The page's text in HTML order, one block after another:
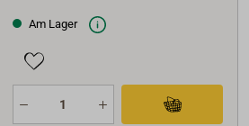
Am Lager